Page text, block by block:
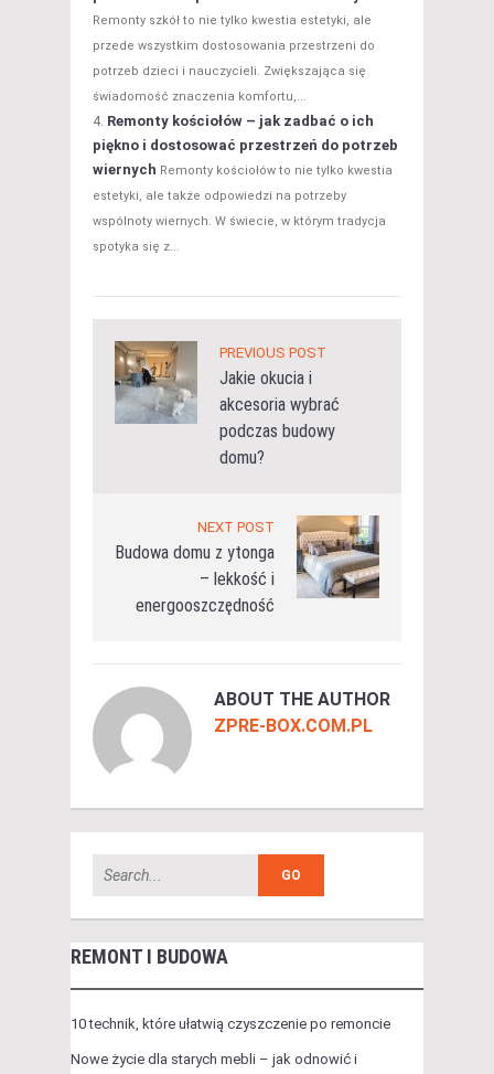
Remonty szkół to nie tylko kwestia estetyki, ale
przede wszystkim dostosowania przestrzeni do
potrzeb dzieci i nauczycieli. Zwiększająca się
świadomość znaczenia komfortu,...
Remonty kościołów – jak zadbać o ich
piękno i dostosować przestrzeń do potrzeb
wiernych Remonty kościołów to nie tylko kwestia
estetyki, ale także odpowiedzi na potrzeby
wspólnoty wiernych. W świecie, w którym tradycja
spotyka się z...
PREVIOUS POST
Jakie okucia i
akcesoria wybrać
podczas budowy
domu?
NEXT POST
Budowa domu z ytonga
– lekkość i
energooszczędność
ABOUT THE AUTHOR
ZPRE-BOX.COM.PL
REMONT I BUDOWA
10 technik, które ułatwią czyszczenie po remoncie
Nowe życie dla starych mebli – jak odnowić i